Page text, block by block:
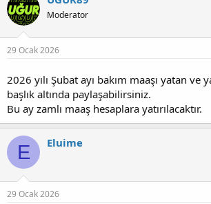
u
b
ş
t
a
n
g
ı
i
h
i
Moderator
29 Ocak 2026
2026 yılı Şubat ayı bakım maaşı yatan ve
başlık altında paylaşabilirsiniz.
Bu ay zamlı maaş hesaplara yatırılacaktır.
E Eluime
29 Ocak 2026